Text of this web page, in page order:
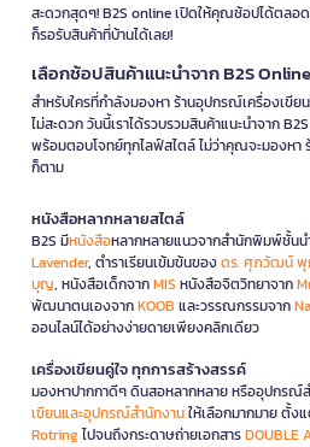
สะดวกสุดๆ! B2S online เปิดให้คุณช้อปได้ตลอ
ก็รอรับสินค้าที่บ้านได้เลย!
เลือกช้อปสินค้าแนะนำจาก B2S Online
สำหรับใครที่กำลังมองหา ร้านอุปกรณ์เครื่องเขีย
ไม่สะดวก วันนี้เราได้รวบรวมสินค้าแนะนำจาก
พร้อมตอบโจทย์ทุกไลฟ์สไตล์ ไม่ว่าคุณจะมองหา
ก็ตาม
หนังสือหลากหลายสไตล์
B2S มีหนังสือหลากหลายแนวจากสำนักพิมพ์ชั้นน
Lavender, ตำราเรียนเข้มข้นของดร. ศุภวัฒน์ พุ
บุญ, หนังสือเด็กจากMIS หนังสือจิตวิทยาจาก
พัฒนาตนเองจากKOOB และวรรณกรรมจาก
ออนไลน์ได้อย่างง่ายดายเพียงคลิกเดียว
เครื่องเขียนคู่ใจ ทุกการสร้างสรรค์
มองหาปากกาดีๆ ดินสอหลากหลาย หรืออุปกรณ์
เขียนและอุปกรณ์สำนักงานให้เลือกมากมาย ตั้ง
Rotringไปจนถึงกระดาษถ่ายเอกสารDOUBLE